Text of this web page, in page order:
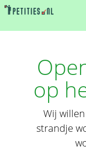
op
Wij
strandje